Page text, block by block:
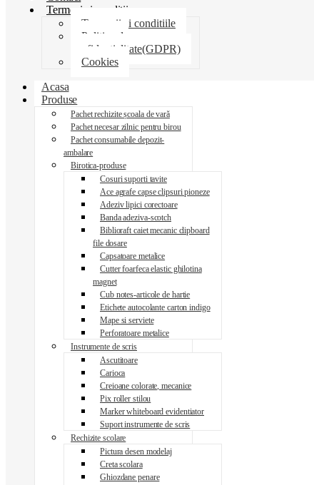
Termeni si conditii
Termenii si conditiile
Politica de
confidentialitate(GDPR)
Cookies
Acasa
Produse
Pachet rechizite școala de vară
Pachet necesar zilnic pentru birou
Pachet consumabile depozit-
ambalare
Birotica-produse
Cosuri suporti tavite
Ace agrafe capse clipsuri pioneze
Adeziv lipici corectoare
Banda adeziva-scotch
Biblioraft caiet mecanic clipboard
file dosare
Capsatoare metalice
Cutter foarfeca elastic ghilotina
magnet
Cub notes-articole de hartie
Etichete autocolante carton indigo
Mape si serviete
Perforatoare metalice
Instrumente de scris
Ascutitoare
Carioca
Creioane colorate, mecanice
Pix roller stilou
Marker whiteboard evidentiator
Suport instrumente de scris
Rechizite scolare
Pictura desen modelaj
Creta scolara
Ghiozdane penare